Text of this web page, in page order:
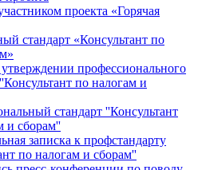
проекта «Горячая
стандарт «Консультант по
профессионального
по налогам и
стандарт ''Консультант
и сборам''
записка к профстандарту
по налогам и сборам''